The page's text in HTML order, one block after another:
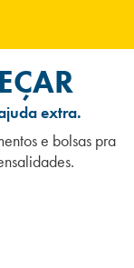
extra.
e bolsas pra